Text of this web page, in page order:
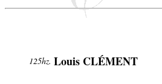
125hz. Louis CLÉMENT